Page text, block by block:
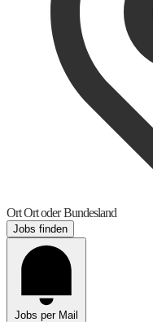
OrtOrt oder Bundesland
Jobs finden
Jobs per Mail